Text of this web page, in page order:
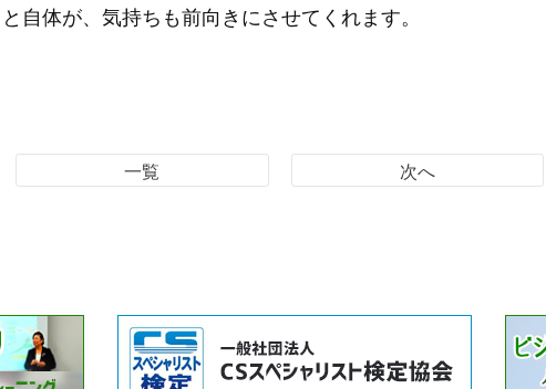
自体が、気持ちも前向きにさせてくれます。
一覧 次へ